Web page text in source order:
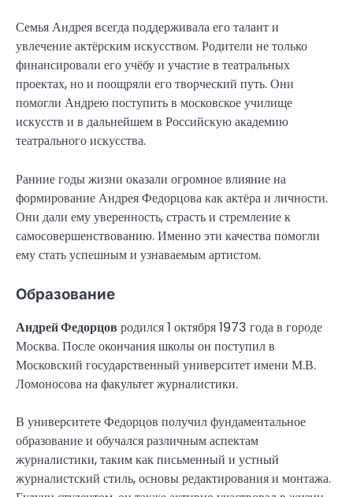
Семья Андрея всегда поддерживала его талант и
увлечение актёрским искусством. Родители не только
финансировали его учёбу и участие в театральных
проектах, но и поощряли его творческий путь. Они
помогли Андрею поступить в московское училище
искусств и в дальнейшем в Российскую академию
театрального искусства.
Ранние годы жизни оказали огромное влияние на
формирование Андрея Федорцова как актёра и личности.
Они дали ему уверенность, страсть и стремление к
самосовершенствованию. Именно эти качества помогли
ему стать успешным и узнаваемым артистом.
Образование
Андрей Федорцов родился 1 октября 1973 года в городе
Москва. После окончания школы он поступил в
Московский государственный университет имени М.В.
Ломоносова на факультет журналистики.
В университете Федорцов получил фундаментальное
образование и обучался различным аспектам
журналистики, таким как письменный и устный
журналистский стиль, основы редактирования и монтажа.